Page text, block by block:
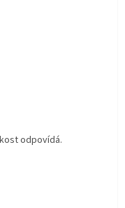
hvězdiček.
hvězdiček.
odpovídá.
hvězdiček.